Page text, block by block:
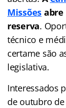
Missões abre
reserva.
técnico e
certame são
legislativa.
Interessados
de outubro